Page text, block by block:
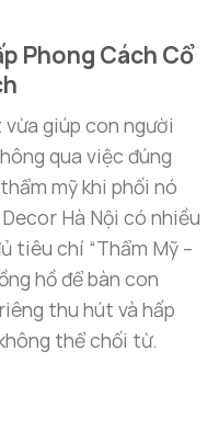
Phong Cách Cổ
giúp con người
qua việc đúng
mỹ khi phối nó
Hà Nội có nhiều
tiêu chí “Thẩm Mỹ –
hồ để bàn con
thu hút và hấp
thể chối từ.